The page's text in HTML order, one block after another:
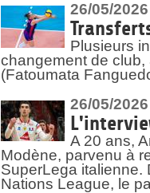
26/05/2026
Plusieurs
changement de
(Fatoumata
26/05/2026
A 20 ans,
Modène, parvenu à
SuperLega italienne.
Nations League, le